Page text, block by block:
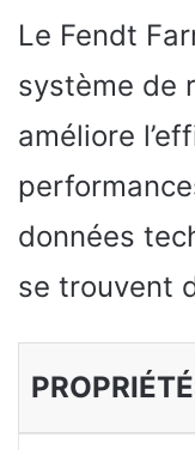
Le Fendt
système de
améliore
données
se trouvent